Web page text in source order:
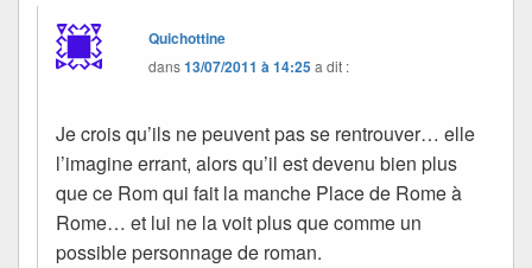
Quichottine
dans13/07/2011 à 14:25a dit :
Je crois qu’ils ne peuvent pas se rentrouver… elle
l’imagine errant, alors qu’il est devenu bien plus
que ce Rom qui fait la manche Place de Rome à
Rome… et lui ne la voit plus que comme un
possible personnage de roman.